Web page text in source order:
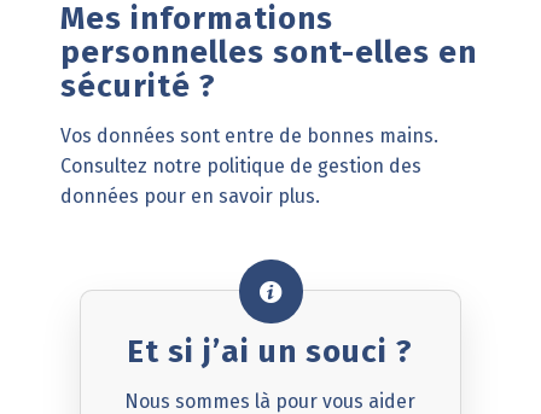
Mes informations
personnelles sont-elles en
sécurité ?
Vos données sont entre de bonnes mains.
Consultez notre politique de gestion des
données pour en savoir plus.
Et si j’ai un souci ?
Nous sommes là pour vous aider